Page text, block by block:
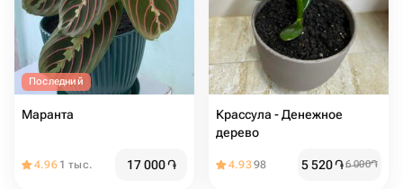
Последний
Маранта
4.96 1 тыс. 17 000֏
Крассула - Денежное
дерево
4.9398 5 520֏6 000֏